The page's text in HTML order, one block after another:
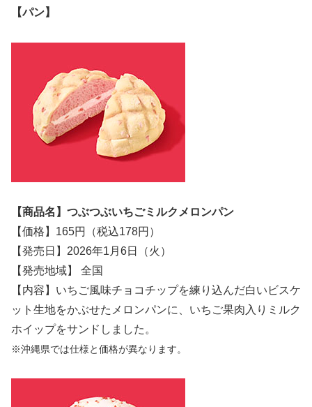
【パン】
【商品名】つぶつぶいちごミルクメロンパン
【価格】165円（税込178円）
【発売日】2026年1月6日（火）
【発売地域】 全国
【内容】いちご風味チョコチップを練り込んだ白いビスケ
ット生地をかぶせたメロンパンに、いちご果肉入りミルク
ホイップをサンドしました。
※沖縄県では仕様と価格が異なります。